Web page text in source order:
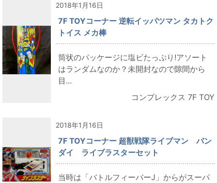
2018年1月16日
7F TOYコーナー 逆転イッパツマン タカトク
トイス メカ棒
筒状のパッケージに塩ビたっぷり!アソート
はランダムなのか？未開封なので隙間から
目...
コンプレックス 7F TOY
2018年1月16日
7F TOYコーナー 超獣戦隊ライブマン バン
ダイ ライブラスターセット
当時は「バトルフィーバーJ」からがスーパ